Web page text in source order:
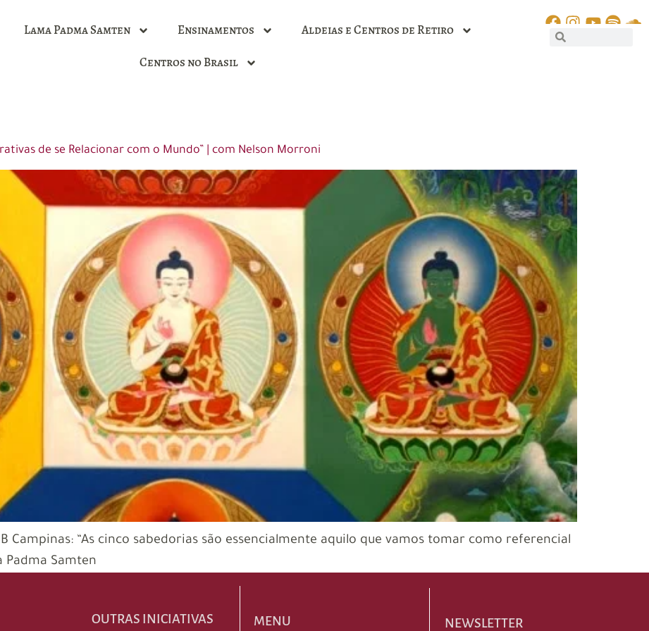
Lama Padma Samten Ensinamentos
Aldeias e Centros de Retiro
Centros no Brasil
de se Relacionar com o Mundo” | com Nelson Morroni
Campinas: “As cinco sabedorias são essencialmente aquilo que vamos tomar como referencial
Padma Samten
OUTRAS INICIATIVAS MENU NEWSLETTER